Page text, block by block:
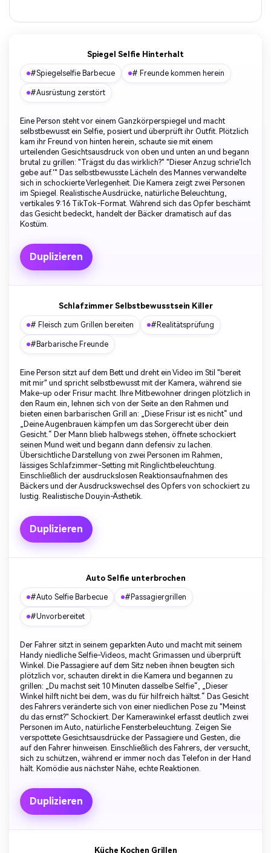
Spiegel Selfie Hinterhalt
#Spiegelselfie Barbecue # Freunde kommen herein
#Ausrüstung zerstört
Eine Person steht vor einem Ganzkörperspiegel und macht
selbstbewusst ein Selfie, posiert und überprüft ihr Outfit. Plötzlich
kam ihr Freund von hinten herein, schaute sie mit einem
urteilenden Gesichtsausdruck von oben und unten an und begann
brutal zu grillen: "Trägst du das wirklich?" "Dieser Anzug schrie'Ich
gebe auf.'" Das selbstbewusste Lächeln des Mannes verwandelte
sich in schockierte Verlegenheit. Die Kamera zeigt zwei Personen
im Spiegel. Realistische Ausdrücke, natürliche Beleuchtung,
vertikales 9:16 TikTok-Format. Während sich das Opfer beschämt
das Gesicht bedeckt, handelt der Bäcker dramatisch auf das
Kostüm.
Duplizieren
Schlafzimmer Selbstbewusstsein Killer
# Fleisch zum Grillen bereiten #Realitätsprüfung
#Barbarische Freunde
Eine Person sitzt auf dem Bett und dreht ein Video im Stil "bereit
mit mir" und spricht selbstbewusst mit der Kamera, während sie
Make-up oder Frisur macht. Ihre Mitbewohner dringen plötzlich in
den Raum ein, lehnen sich von der Seite an den Rahmen und
bieten einen barbarischen Grill an: „Diese Frisur ist es nicht“ und
„Deine Augenbrauen kämpfen um das Sorgerecht über dein
Gesicht.“ Der Mann blieb halbwegs stehen, öffnete schockiert
seinen Mund weit und begann dann defensiv zu lachen.
Übersichtliche Darstellung von zwei Personen im Rahmen,
lässiges Schlafzimmer-Setting mit Ringlichtbeleuchtung.
Einschließlich der ausdruckslosen Reaktionsaufnahmen des
Bäckers und der Ausdruckswechsel des Opfers von schockiert zu
lustig. Realistische Douyin-Ästhetik.
Duplizieren
Auto Selfie unterbrochen
#Auto Selfie Barbecue #Passagiergrillen
#Unvorbereitet
Der Fahrer sitzt in seinem geparkten Auto und macht mit seinem
Handy niedliche Selfie-Videos, macht Grimassen und überprüft
Winkel. Die Passagiere auf dem Sitz neben ihnen beugten sich
plötzlich vor, schauten direkt in die Kamera und begannen zu
grillen: „Du machst seit 10 Minuten dasselbe Selfie“, „Dieser
Winkel hilft nicht bei dem, was du für hilfreich hältst.“ Das Gesicht
des Fahrers veränderte sich von einer niedlichen Pose zu "Meinst
du das ernst?" Schockiert. Der Kamerawinkel erfasst deutlich zwei
Personen im Auto, natürliche Fensterbeleuchtung. Zeigen Sie
verspottete Gesichtsausdrücke der Passagiere und Gesten, die
auf den Fahrer hinweisen. Einschließlich des Fahrers, der versucht,
sich zu schützen, während er immer noch das Telefon in der Hand
hält. Komödie aus nächster Nähe, echte Reaktionen.
Duplizieren
Küche Kochen Grillen